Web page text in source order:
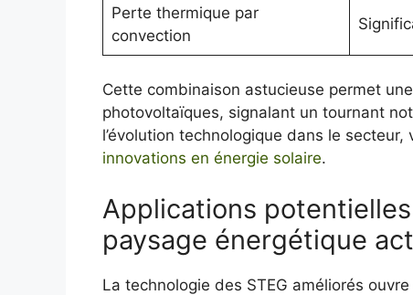
Perte thermique par
convection
Cette combinaison astucieuse permet
photovoltaïques, signalant un tournant
l’évolution technologique dans le
innovations en énergie solaire.
Applications
paysage énergétique
La technologie des STEG améliorés